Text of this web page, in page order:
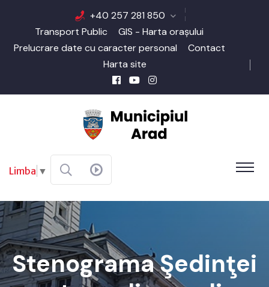
+40 257 281 850
Transport Public
GIS - Harta orașului
Prelucrare date cu caracter personal
Contact
Harta site
Limba ▼
Stenograma Şedinţei